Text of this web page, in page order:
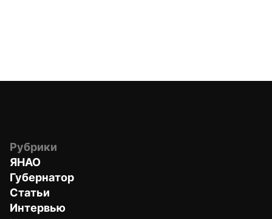
Рубрики
ЯНАО
Губернатор
Статьи
Интервью